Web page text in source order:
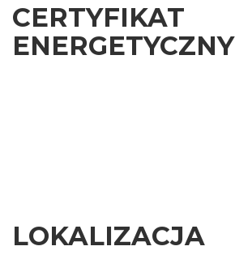
CERTYFIKAT
ENERGETYCZNY
LOKALIZACJA